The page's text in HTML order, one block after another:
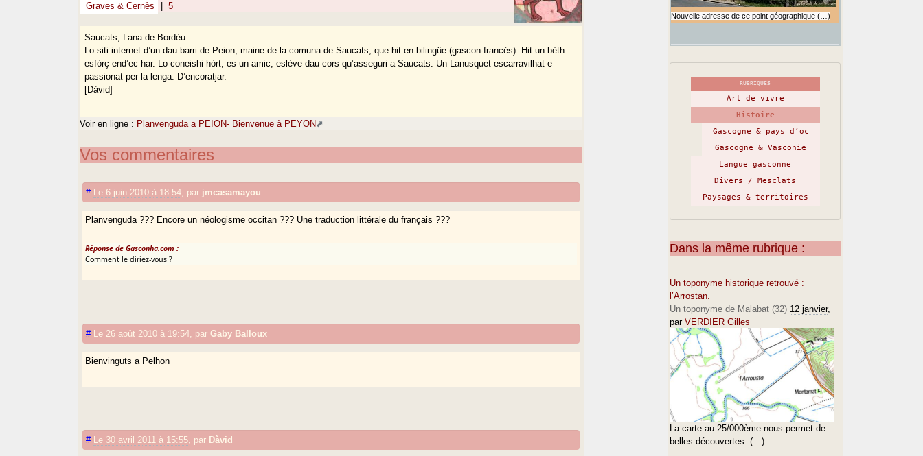
Graves & Cernès 5
Saucats, Lana de Bordèu.
Lo siti internet d’un dau barri de Peion, maine de la comuna de Saucats, que hit en bilingüe (gascon-francés). Hit un bèth
esfòrç end’ec har. Lo coneishi hòrt, es un amic, eslève dau cors qu’asseguri a Saucats. Un Lanusquet escarravilhat e
passionat per la lenga. D’encoratjar.
[Dàvid]
Voir en ligne : Planvenguda a PEION- Bienvenue à PEYON
Vos commentaires
# Le 6 juin 2010 à 18:54 par jmcasamayou
Planvenguda ??? Encore un néologisme occitan ??? Une traduction littérale du français ???
Réponse de Gasconha.com :
Comment le diriez-vous ?
# Le 26 août 2010 à 19:54 parGaby Balloux
Bienvinguts a Pelhon
# Le 30 avril 2011 à 15:55 par Dàvid
Nouvelle adresse de ce point géographique (…)
RUBRIQUES
Art de vivre
Histoire
Gascogne & pays d’oc
Gascogne & Vasconie
Langue gasconne
Divers / Mesclats
Paysages & territoires
Dans la même rubrique :
Un toponyme historique retrouvé :
l’Arrostan.
Un toponyme de Malabat (32) 12 janvier,
par VERDIER Gilles
La carte au 25/000ème nous permet de
belles découvertes. (…)